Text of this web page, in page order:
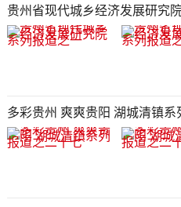
贵州省现代城乡经济发展研究
多彩贵州 爽爽贵阳 湖城清镇系